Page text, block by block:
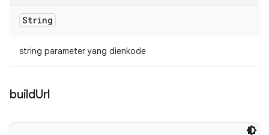
String
string parameter yang dienkode
buildUrl